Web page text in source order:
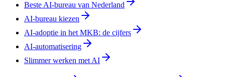
Beste AI-bureau van Nederland
AI-bureau kiezen
AI-adoptie in het MKB: de cijfers
AI-automatisering
Slimmer werken met AI